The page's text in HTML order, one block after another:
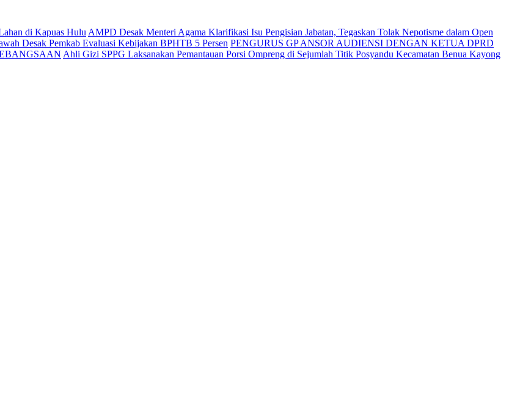
di Kapuas Hulu AMPD Desak Menteri Agama Klarifikasi Isu Pengisian Jabatan, Tegaskan Tolak Nepotisme dalam Open
Desak Pemkab Evaluasi Kebijakan BPHTB 5 Persen PENGURUS GP ANSOR AUDIENSI DENGAN KETUA DPRD
Ahli Gizi SPPG Laksanakan Pemantauan Porsi Ompreng di Sejumlah Titik Posyandu Kecamatan Benua Kayong